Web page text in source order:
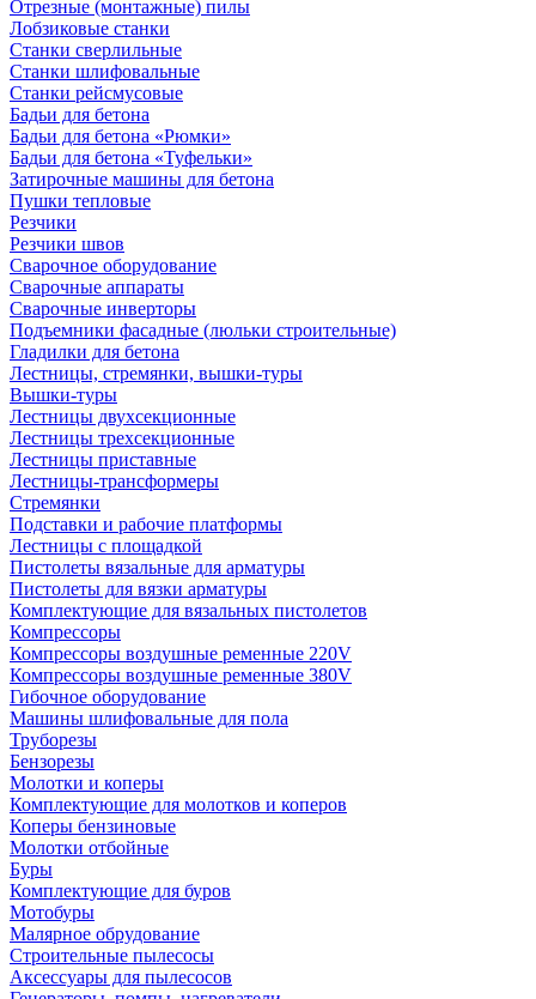
Отрезные (монтажные) пилы
Лобзиковые станки
Станки сверлильные
Станки шлифовальные
Станки рейсмусовые
Бадьи для бетона
Бадьи для бетона «Рюмки»
Бадьи для бетона «Туфельки»
Затирочные машины для бетона
Пушки тепловые
Резчики
Резчики швов
Сварочное оборудование
Сварочные аппараты
Сварочные инверторы
Подъемники фасадные (люльки строительные)
Гладилки для бетона
Лестницы, стремянки, вышки-туры
Вышки-туры
Лестницы двухсекционные
Лестницы трехсекционные
Лестницы приставные
Лестницы-трансформеры
Стремянки
Подставки и рабочие платформы
Лестницы с площадкой
Пистолеты вязальные для арматуры
Пистолеты для вязки арматуры
Комплектующие для вязальных пистолетов
Компрессоры
Компрессоры воздушные ременные 220V
Компрессоры воздушные ременные 380V
Гибочное оборудование
Машины шлифовальные для пола
Труборезы
Бензорезы
Молотки и коперы
Комплектующие для молотков и коперов
Коперы бензиновые
Молотки отбойные
Буры
Комплектующие для буров
Мотобуры
Малярное обрудование
Строительные пылесосы
Аксессуары для пылесосов